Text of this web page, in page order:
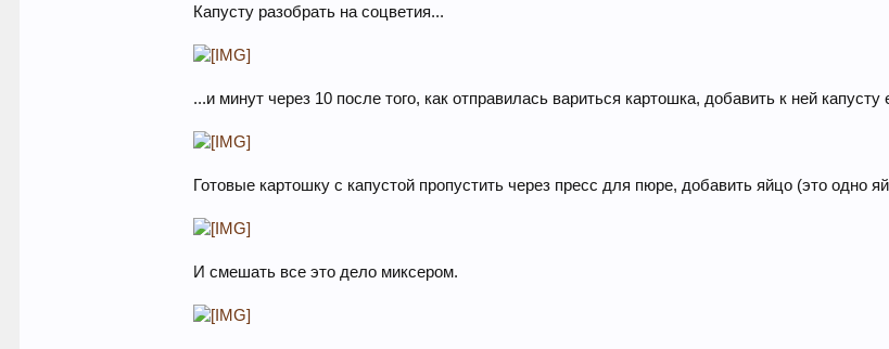
Капусту разобрать на соцветия...
...и минут через 10 после того, как отправилась вариться картошка, добавить к ней
Готовые картошку с капустой пропустить через пресс для пюре, добавить яйцо (это одно
И смешать все это дело миксером.